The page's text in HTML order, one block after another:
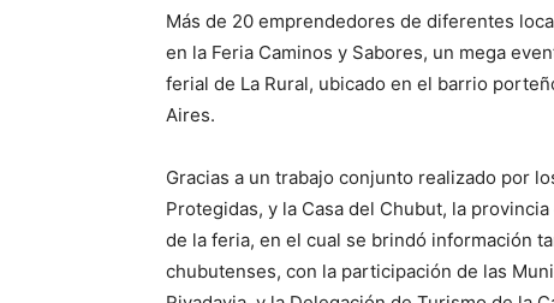
Más de 20 emprendedores de diferentes
en la Feria Caminos y Sabores, un mega
ferial de La Rural, ubicado en el barrio
Aires.
Gracias a un trabajo conjunto realizado por
Protegidas, y la Casa del Chubut, la
de la feria, en el cual se brindó información
chubutenses, con la participación de las